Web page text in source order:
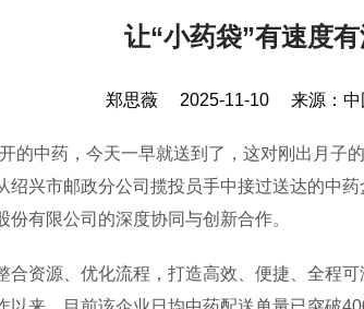
让“小药袋”有速度
郑思薇 2025-11-10 来源： 中
中药，今天一早就送到了，这对刚出月子
绍兴市邮政分公司揽投员手中接过送达的中
有限公司的深度协同与创新合作。
源、优化流程，打造高效、便捷、全程可